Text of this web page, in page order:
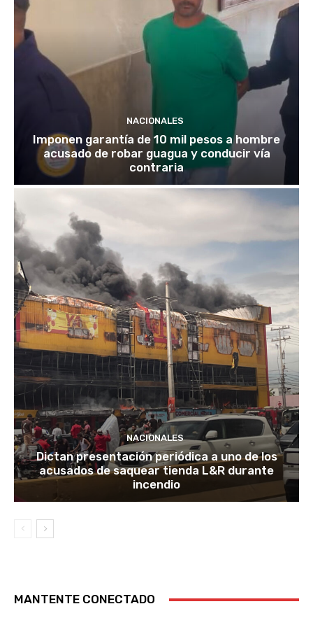
NACIONALES
Imponen garantía de 10 mil pesos a hombre
acusado de robar guagua y conducir vía
contraria
NACIONALES
Dictan presentación periódica a uno de los
acusados de saquear tienda L&R durante
incendio
MANTENTE CONECTADO